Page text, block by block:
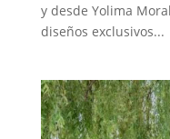
y desde Yolima
diseños exclusivos...